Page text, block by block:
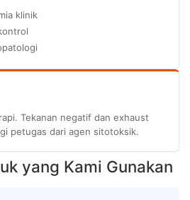
klinik
Tekanan negatif dan exhaust
petugas dari agen sitotoksik.
yang Kami Gunakan